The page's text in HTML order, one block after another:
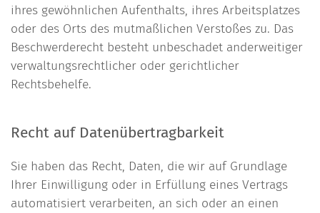
ihres gewöhnlichen Aufenthalts, ihres Arbeitsplatzes
oder des Orts des mutmaßlichen Verstoßes zu. Das
Beschwerderecht besteht unbeschadet anderweitiger
verwaltungsrechtlicher oder gerichtlicher
Rechtsbehelfe.
Recht auf Datenübertragbarkeit
Sie haben das Recht, Daten, die wir auf Grundlage
Ihrer Einwilligung oder in Erfüllung eines Vertrags
automatisiert verarbeiten, an sich oder an einen